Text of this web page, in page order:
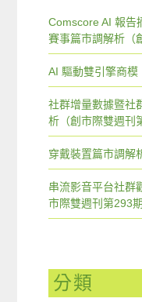
Comscore AI 報告
賽事篇市調解析（
AI 驅動雙引擎商模
社群增量數據暨社
析（創市際雙週刊
穿戴裝置篇市調解
串流影音平台社群
市際雙週刊第293期
分類